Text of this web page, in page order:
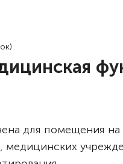
для помещения
медицинских